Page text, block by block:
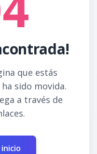
que estás
sido movida.
a través de